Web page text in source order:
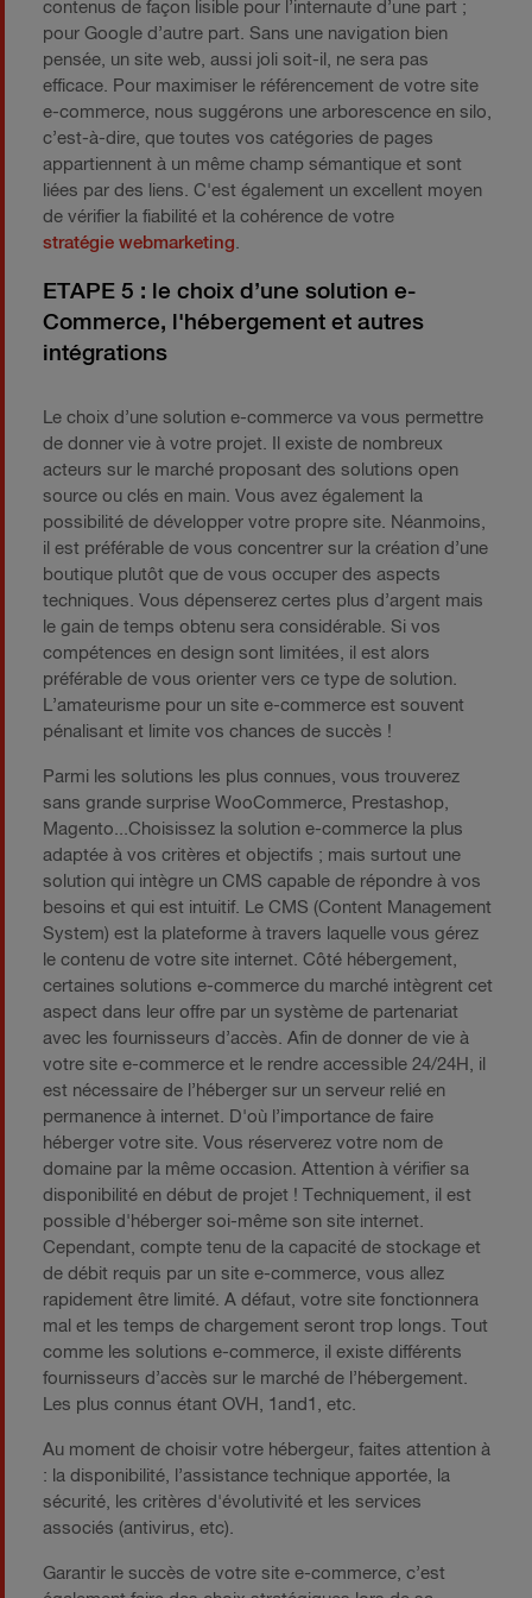
contenus de façon lisible pour l’internaute d’une part ;
pour Google d’autre part. Sans une navigation bien
pensée, un site web, aussi joli soit-il, ne sera pas
efficace. Pour maximiser le référencement de votre site
e-commerce, nous suggérons une arborescence en silo,
c’est-à-dire, que toutes vos catégories de pages
appartiennent à un même champ sémantique et sont
liées par des liens. C'est également un excellent moyen
de vérifier la fiabilité et la cohérence de votre
stratégie webmarketing.
ETAPE 5 : le choix d’une solution e-
Commerce, l'hébergement et autres
intégrations
Le choix d’une solution e-commerce va vous permettre
de donner vie à votre projet. Il existe de nombreux
acteurs sur le marché proposant des solutions open
source ou clés en main. Vous avez également la
possibilité de développer votre propre site. Néanmoins,
il est préférable de vous concentrer sur la création d’une
boutique plutôt que de vous occuper des aspects
techniques. Vous dépenserez certes plus d’argent mais
le gain de temps obtenu sera considérable. Si vos
compétences en design sont limitées, il est alors
préférable de vous orienter vers ce type de solution.
L’amateurisme pour un site e-commerce est souvent
pénalisant et limite vos chances de succès !
Parmi les solutions les plus connues, vous trouverez
sans grande surprise WooCommerce, Prestashop,
Magento...Choisissez la solution e-commerce la plus
adaptée à vos critères et objectifs ; mais surtout une
solution qui intègre un CMS capable de répondre à vos
besoins et qui est intuitif. Le CMS (Content Management
System) est la plateforme à travers laquelle vous gérez
le contenu de votre site internet. Côté hébergement,
certaines solutions e-commerce du marché intègrent cet
aspect dans leur offre par un système de partenariat
avec les fournisseurs d’accès. Afin de donner de vie à
votre site e-commerce et le rendre accessible 24/24H, il
est nécessaire de l’héberger sur un serveur relié en
permanence à internet. D'où l’importance de faire
héberger votre site. Vous réserverez votre nom de
domaine par la même occasion. Attention à vérifier sa
disponibilité en début de projet ! Techniquement, il est
possible d'héberger soi-même son site internet.
Cependant, compte tenu de la capacité de stockage et
de débit requis par un site e-commerce, vous allez
rapidement être limité. A défaut, votre site fonctionnera
mal et les temps de chargement seront trop longs. Tout
comme les solutions e-commerce, il existe différents
fournisseurs d’accès sur le marché de l’hébergement.
Les plus connus étant OVH, 1and1, etc.
Au moment de choisir votre hébergeur, faites attention à
: la disponibilité, l’assistance technique apportée, la
sécurité, les critères d'évolutivité et les services
associés (antivirus, etc).
Garantir le succès de votre site e-commerce, c’est